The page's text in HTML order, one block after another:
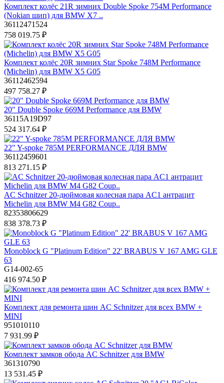
Комплект колёс 21R зимних Double Spoke 754M Performance
(Nokian шип) для BMW X7 ..
36112471524
758 019.75 ₽
Комплект колёс 20R зимних Star Spoke 748M Performance
(Michelin) для BMW X5 G05
36112462594
497 758.27 ₽
20" Double Spoke 669M Performance для BMW
36115A19D97
524 317.64 ₽
22" Y-spoke 785M PERFORMANCE ДЛЯ BMW
36112459601
813 271.15 ₽
AC Schnitzer 20-дюймовая колесная пара AC1 антрацит
Michelin для BMW M4 G82 Coup..
82353806629
838 378.73 ₽
Monoblock G "Platinum Edition" 22' BRABUS V 167 AMG GLE
63
G14-002-65
416 974.50 ₽
Комплект для ремонта шин AC Schnitzer для всех BMW +
MINI
951010110
7 931.99 ₽
Комплект замков обода AC Schnitzer для BMW
361310790
13 531.45 ₽